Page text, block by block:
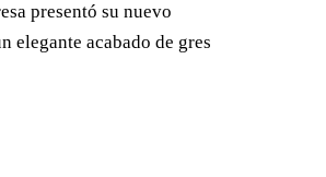
presentó su nuevo
elegante acabado de gres